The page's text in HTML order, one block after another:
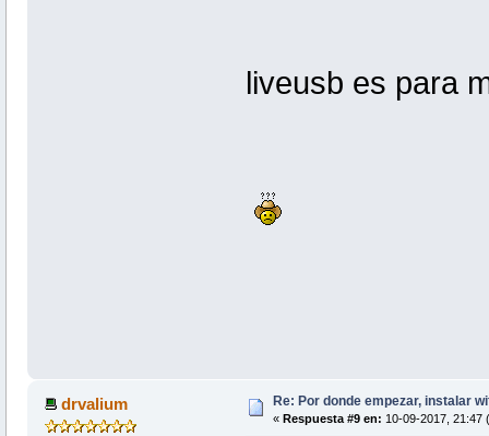
liveusb es para
drvalium Re: Por donde empezar, instalar
« Respuesta #9 en: 10-09-2017, 21:47